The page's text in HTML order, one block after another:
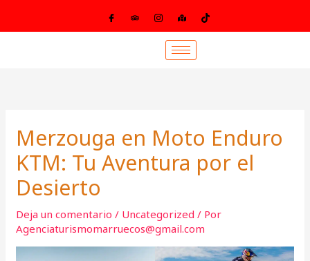
Merzouga en Moto Enduro
KTM: Tu Aventura por el
Desierto
Deja un comentario / Uncategorized / Por
Agenciaturismomarruecos@gmail.com